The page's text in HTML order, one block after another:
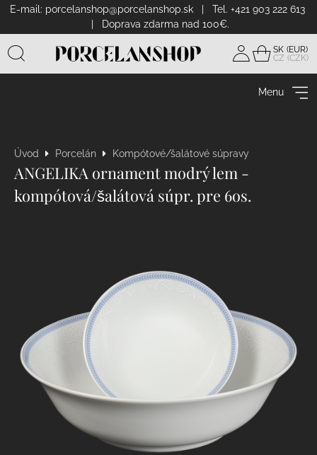
E-mail: porcelanshop@porcelanshop.sk| Tel. +421 903 222 613
| Doprava zdarma nad 100€.
Prihlásiť
SK
CZ
Menu
Úvod Porcelán Kompótové/šalátové súpravy
ANGELIKA ornament modrý lem -
kompótová/šalátová súpr. pre 6os.